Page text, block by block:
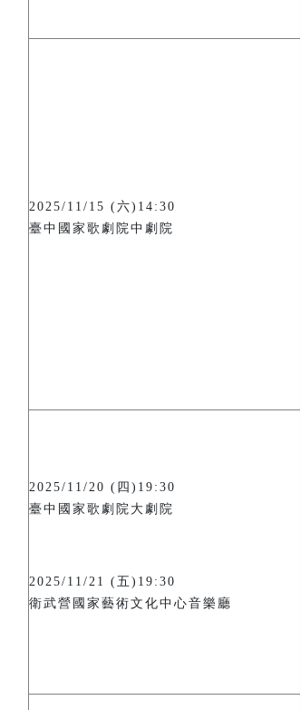
2025/11/15 (六)14:30
臺中國家歌劇院中劇院
2025/11/20 (四)19:30
臺中國家歌劇院大劇院
2025/11/21 (五)19:30
衛武營國家藝術文化中心音樂廳